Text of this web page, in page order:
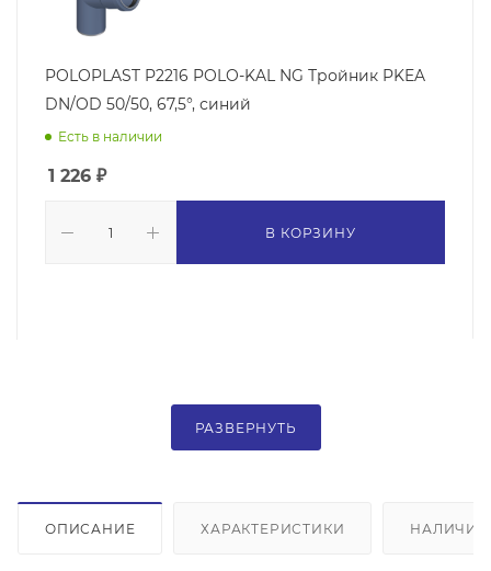
POLOPLAST P2216 POLO-KAL NG Тройник PKEA
DN/OD 50/50, 67,5°, синий
Есть в наличии
1 226 ₽
В КОРЗИНУ
РАЗВЕРНУТЬ
ОПИСАНИЕ ХАРАКТЕРИСТИКИ НАЛИЧИЕ